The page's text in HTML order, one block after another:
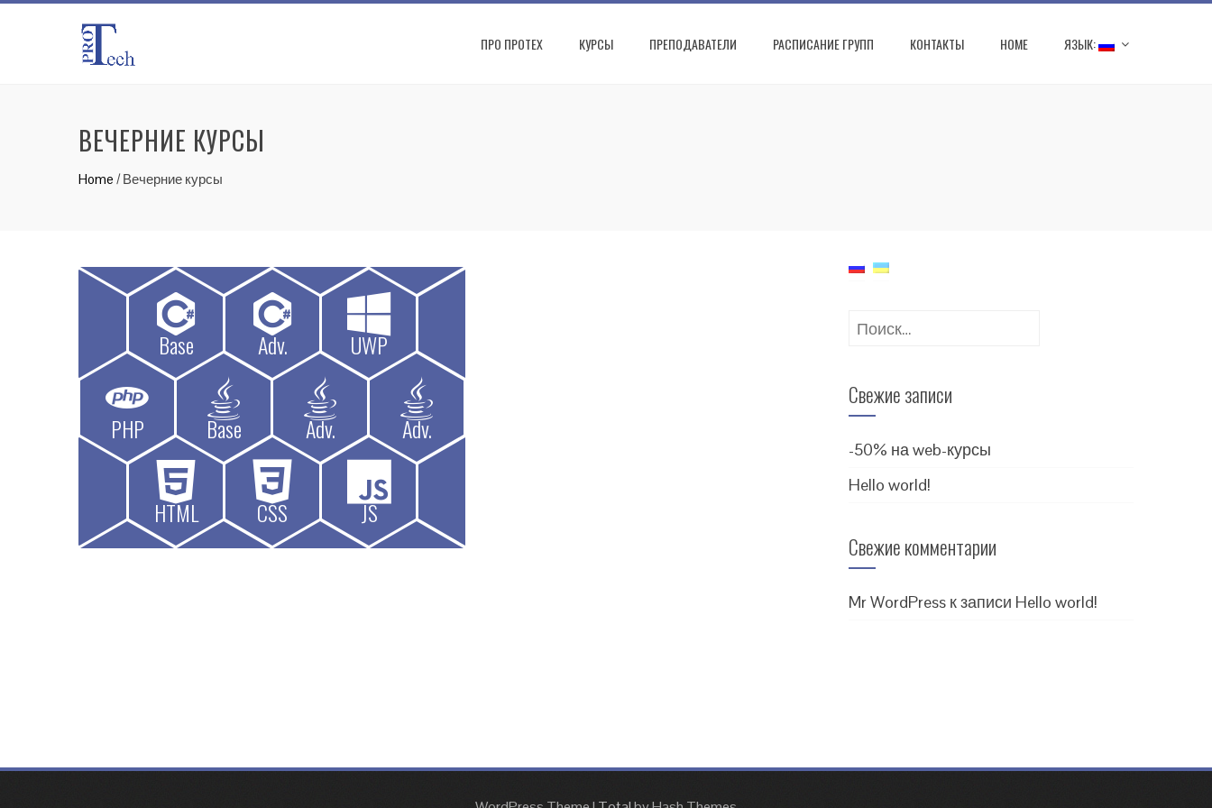
ПРО ПРОТЕХ КУРСЫ ПРЕПОДАВАТЕЛИ РАСПИСАНИЕ ГРУПП КОНТАКТЫ HOME ЯЗЫК:
ВЕЧЕРНИЕ КУРСЫ
Home /Вечерние курсы
Base Adv. UWP
PHP Base Adv. Adv.
HTML CSS JS
Найти:
Свежие записи
-50% на web-курсы
Hello world!
Свежие комментарии
Mr WordPress к записи Hello world!